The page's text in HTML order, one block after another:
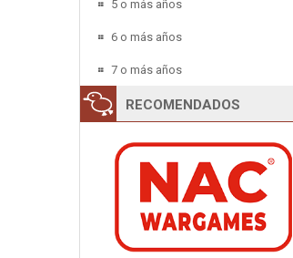
5 o más años
6 o más años
7 o más años
RECOMENDADOS